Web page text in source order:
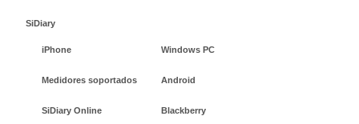
SiDiary
iPhone Windows PC
Medidores soportados Android
SiDiary Online Blackberry